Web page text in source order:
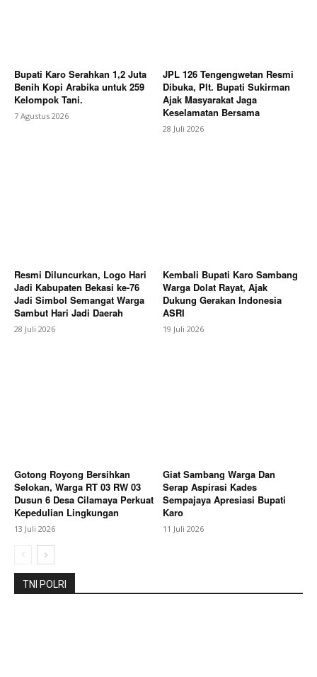
SUBSCRIBE NOW
Bagikan Artikel
Berita Lainnya
Anton Nugraha Desak Kejari Subang
Bupati Karo Serahkan 1,2 Juta
Benih Kopi Arabika untuk 259
Kelompok Tani.
7 Agustus 2026
JPL 126 Tengengwetan Resmi
Dibuka, Plt. Bupati Sukirman
Ajak Masyarakat Jaga
Keselamatan Bersama
28 Juli 2026
Resmi Diluncurkan, Logo Hari
Jadi Kabupaten Bekasi ke-76
Jadi Simbol Semangat Warga
Sambut Hari Jadi Daerah
28 Juli 2026
Kembali Bupati Karo Sambang
Warga Dolat Rayat, Ajak
Dukung Gerakan Indonesia
ASRI
19 Juli 2026
Gotong Royong Bersihkan
Selokan, Warga RT 03 RW 03
Dusun 6 Desa Cilamaya Perkuat
Kepedulian Lingkungan
13 Juli 2026
Giat Sambang Warga Dan
Serap Aspirasi Kades
Sempajaya Apresiasi Bupati
Karo
11 Juli 2026
TNI POLRI